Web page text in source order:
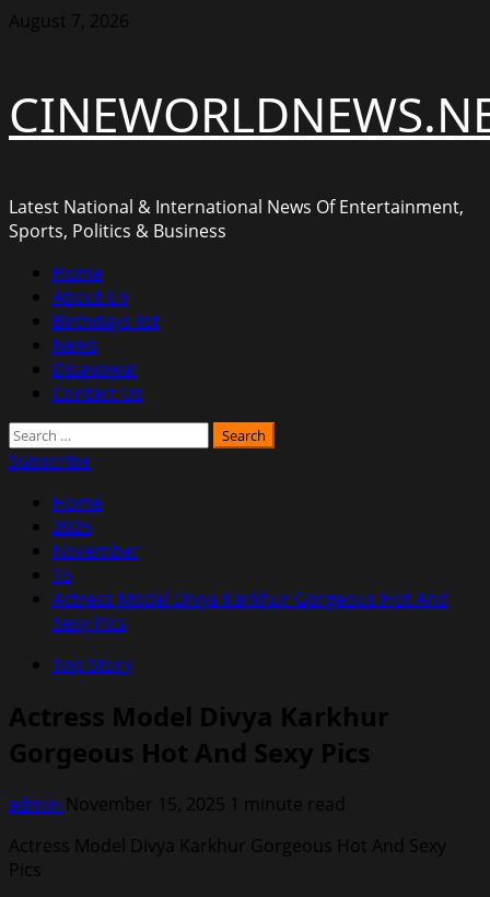
Skip
August 7, 2026
Latest National & International News Of Entertainment,
Sports, Politics & Business
Primary
Menu
Home
About Us
Birthdays list
News
Disavowal
Contact Us
Search
for:
Subscribe
Home
2025
November
15
Actress Model Divya Karkhur Gorgeous Hot And
Sexy Pics
Top Story
Actress Model Divya Karkhur
Gorgeous Hot And Sexy Pics
admin November 15, 2025 1 minute read
Actress Model Divya Karkhur Gorgeous Hot And Sexy
Pics